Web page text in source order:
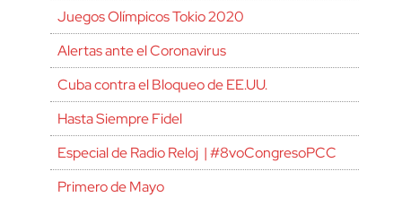
Juegos Olímpicos Tokio 2020
Alertas ante el Coronavirus
Cuba contra el Bloqueo de EE.UU.
Hasta Siempre Fidel
Especial de Radio Reloj | #8voCongresoPCC
Primero de Mayo